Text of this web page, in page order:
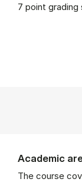
7 point grading
Academic
The course